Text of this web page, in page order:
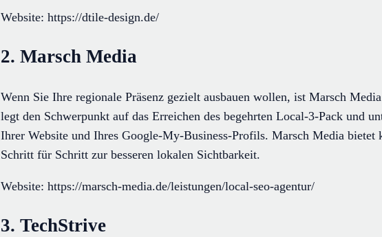
Website: https://dtile-design.de/
2. Marsch Media
Wenn Sie Ihre regionale Präsenz gezielt ausbauen wollen, ist Marsch
legt den Schwerpunkt auf das Erreichen des begehrten Local-3-Pack und
Ihrer Website und Ihres Google-My-Business-Profils. Marsch Media bietet
Schritt für Schritt zur besseren lokalen Sichtbarkeit.
Website: https://marsch-media.de/leistungen/local-seo-agentur/
3. TechStrive